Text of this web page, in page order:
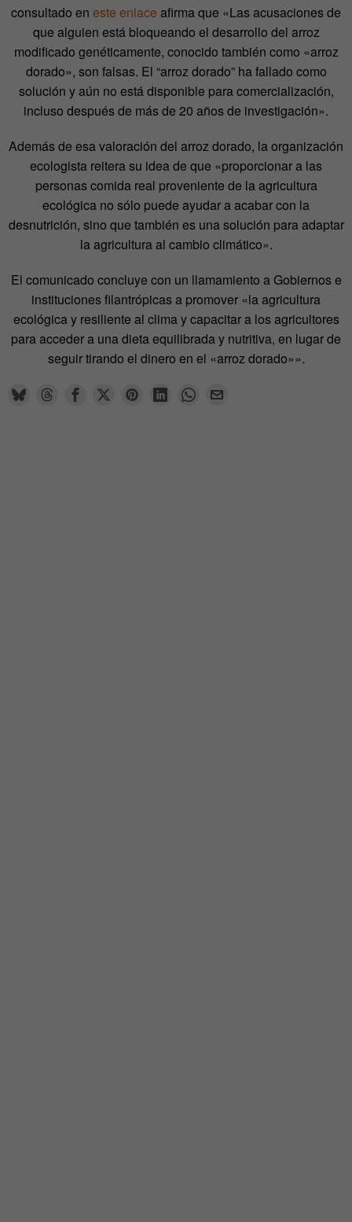
consultado en este enlace afirma que «Las acusaciones de
que alguien está bloqueando el desarrollo del arroz
modificado genéticamente, conocido también como «arroz
dorado», son falsas. El “arroz dorado” ha fallado como
solución y aún no está disponible para comercialización,
incluso después de más de 20 años de investigación».
Además de esa valoración del arroz dorado, la organización
ecologista reitera su idea de que «proporcionar a las
personas comida real proveniente de la agricultura
ecológica no sólo puede ayudar a acabar con la
desnutrición, sino que también es una solución para adaptar
la agricultura al cambio climático».
El comunicado concluye con un llamamiento a Gobiernos e
instituciones filantrópicas a promover «la agricultura
ecológica y resiliente al clima y capacitar a los agricultores
para acceder a una dieta equilibrada y nutritiva, en lugar de
seguir tirando el dinero en el «arroz dorado»».